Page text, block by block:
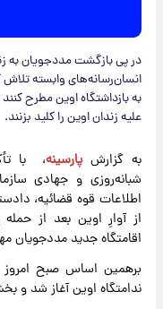
در پی بازگشت مددجویان به
انسان‌رسانه‌های وابسته تلاش
به بازداشتگاه اوین مطرح کنند
علیه زندان اوین را کلید بزنند.
به گزارشپارسینه، با
شبانه‌روزی و جهادی
اطلاعات قوه قضائیه،
از آوارِ اوین بعد از
اقامتگاه جدید مددجویان
ندامتگاه اوین آغاز شد و